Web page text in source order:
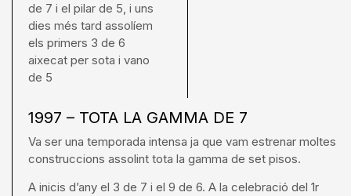
de 7 i el pilar de 5, i uns
dies més tard assolíem
els primers 3 de 6
aixecat per sota i vano
de 5
1997 – TOTA LA GAMMA DE 7
Va ser una temporada intensa ja que vam estrenar moltes
construccions assolint tota la gamma de set pisos.
A inicis d’any el 3 de 7 i el 9 de 6. A la celebració del 1r